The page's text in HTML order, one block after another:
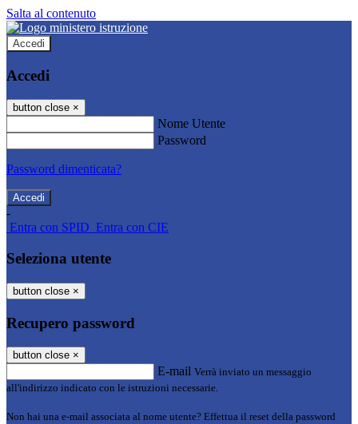
Salta al contenuto
Accedi
Accedi
button close ×
Nome Utente
Password
Password dimenticata?
-
Entra con SPID Entra con CIE
Seleziona utente
button close ×
Recupero password
button close ×
E-mail Verrà inviato un messaggio
all'indirizzo indicato con le istruzioni necessarie.
Non hai una e-mail associata al nome utente? Effettua il reset della password